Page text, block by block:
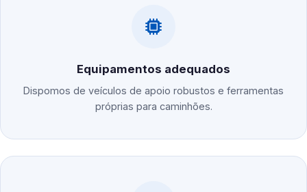
Equipamentos adequados
Dispomos de veículos de apoio robustos e ferramentas
próprias para caminhões.